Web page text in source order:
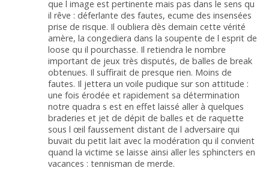
que l image est pertinente mais pas dans le sens qu
il rêve : déferlante des fautes, ecume des insensées
prise de risque. Il oubliera dès demain cette vérité
amère, la congediera dans la soupente de l esprit de
loose qu il pourchasse. Il retiendra le nombre
important de jeux très disputés, de balles de break
obtenues. Il suffirait de presque rien. Moins de
fautes. Il jettera un voile pudique sur son attitude :
une fois érodée et rapidement sa détermination
notre quadra s est en effet laissé aller à quelques
braderies et jet de dépit de balles et de raquette
sous l œil faussement distant de l adversaire qui
buvait du petit lait avec la modération qu il convient
quand la victime se laisse ainsi aller les sphincters en
vacances : tennisman de merde.